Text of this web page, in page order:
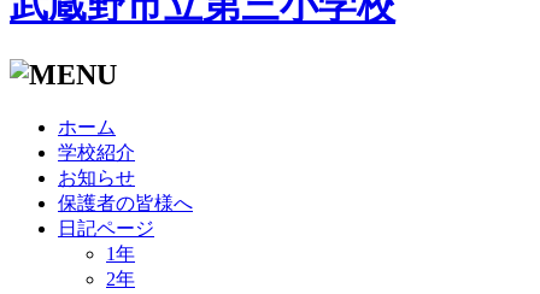
ホーム
学校紹介
お知らせ
保護者の皆様へ
日記ページ
1年
2年